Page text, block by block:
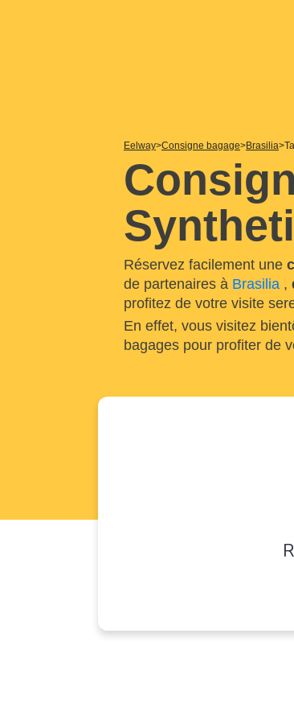
Eelway Consigne bagage Brasilia
Réservez facilement une
de partenaires à Brasilia ,
profitez de votre visite
En effet, vous visitez
bagages pour profiter de